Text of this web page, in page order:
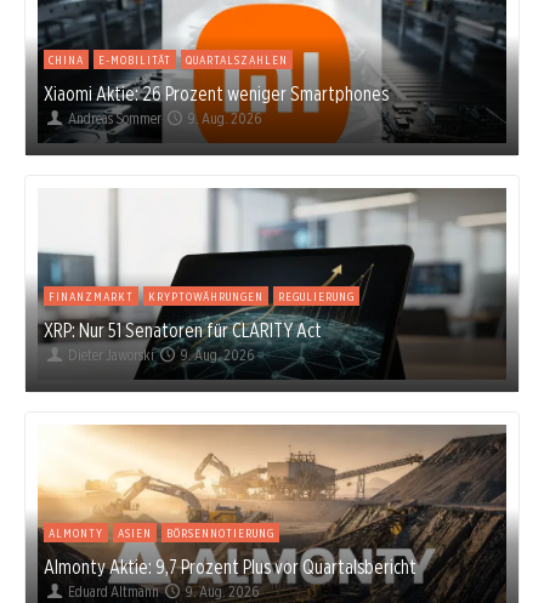
CHINA E-MOBILITÄT QUARTALSZAHLEN
Xiaomi Aktie: 26 Prozent weniger Smartphones
Andreas Sommer 9. Aug. 2026
FINANZMARKT KRYPTOWÄHRUNGEN REGULIERUNG
XRP: Nur 51 Senatoren für CLARITY Act
Dieter Jaworski 9. Aug. 2026
ALMONTY ASIEN BÖRSENNOTIERUNG
Almonty Aktie: 9,7 Prozent Plus vor Quartalsbericht
Eduard Altmann 9. Aug. 2026